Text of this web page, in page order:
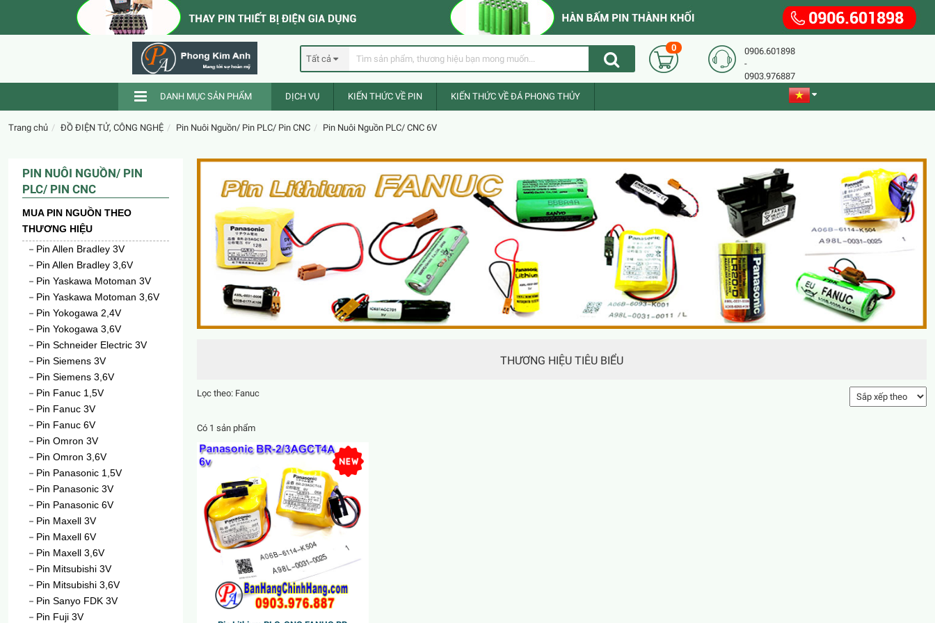
Tất cả
0
0906.601898
-
0903.976887
DANH MỤC SẢN PHẨM
DỊCH VỤ KIẾN THỨC VỀ PIN KIẾN THỨC VỀ ĐÁ PHONG THỦY
Trang chủ ĐỒ ĐIỆN TỬ, CÔNG NGHỆ Pin Nuôi Nguồn/ Pin PLC/ Pin CNC Pin Nuôi Nguồn PLC/ CNC 6V
THƯƠNG HIỆU TIÊU BIỂU
Lọc theo: Fanuc
Có 1 sản phẩm
PIN NUÔI NGUỒN/ PIN
PLC/ PIN CNC
MUA PIN NGUỒN THEO
THƯƠNG HIỆU
Pin Allen Bradley 3V
Pin Allen Bradley 3,6V
Pin Yaskawa Motoman 3V
Pin Yaskawa Motoman 3,6V
Pin Yokogawa 2,4V
Pin Yokogawa 3,6V
Pin Schneider Electric 3V
Pin Siemens 3V
Pin Siemens 3,6V
Pin Fanuc 1,5V
Pin Fanuc 3V
Pin Fanuc 6V
Pin Omron 3V
Pin Omron 3,6V
Pin Panasonic 1,5V
Pin Panasonic 3V
Pin Panasonic 6V
Pin Maxell 3V
Pin Maxell 6V
Pin Maxell 3,6V
Pin Mitsubishi 3V
Pin Mitsubishi 3,6V
Pin Sanyo FDK 3V
Pin Fuji 3V